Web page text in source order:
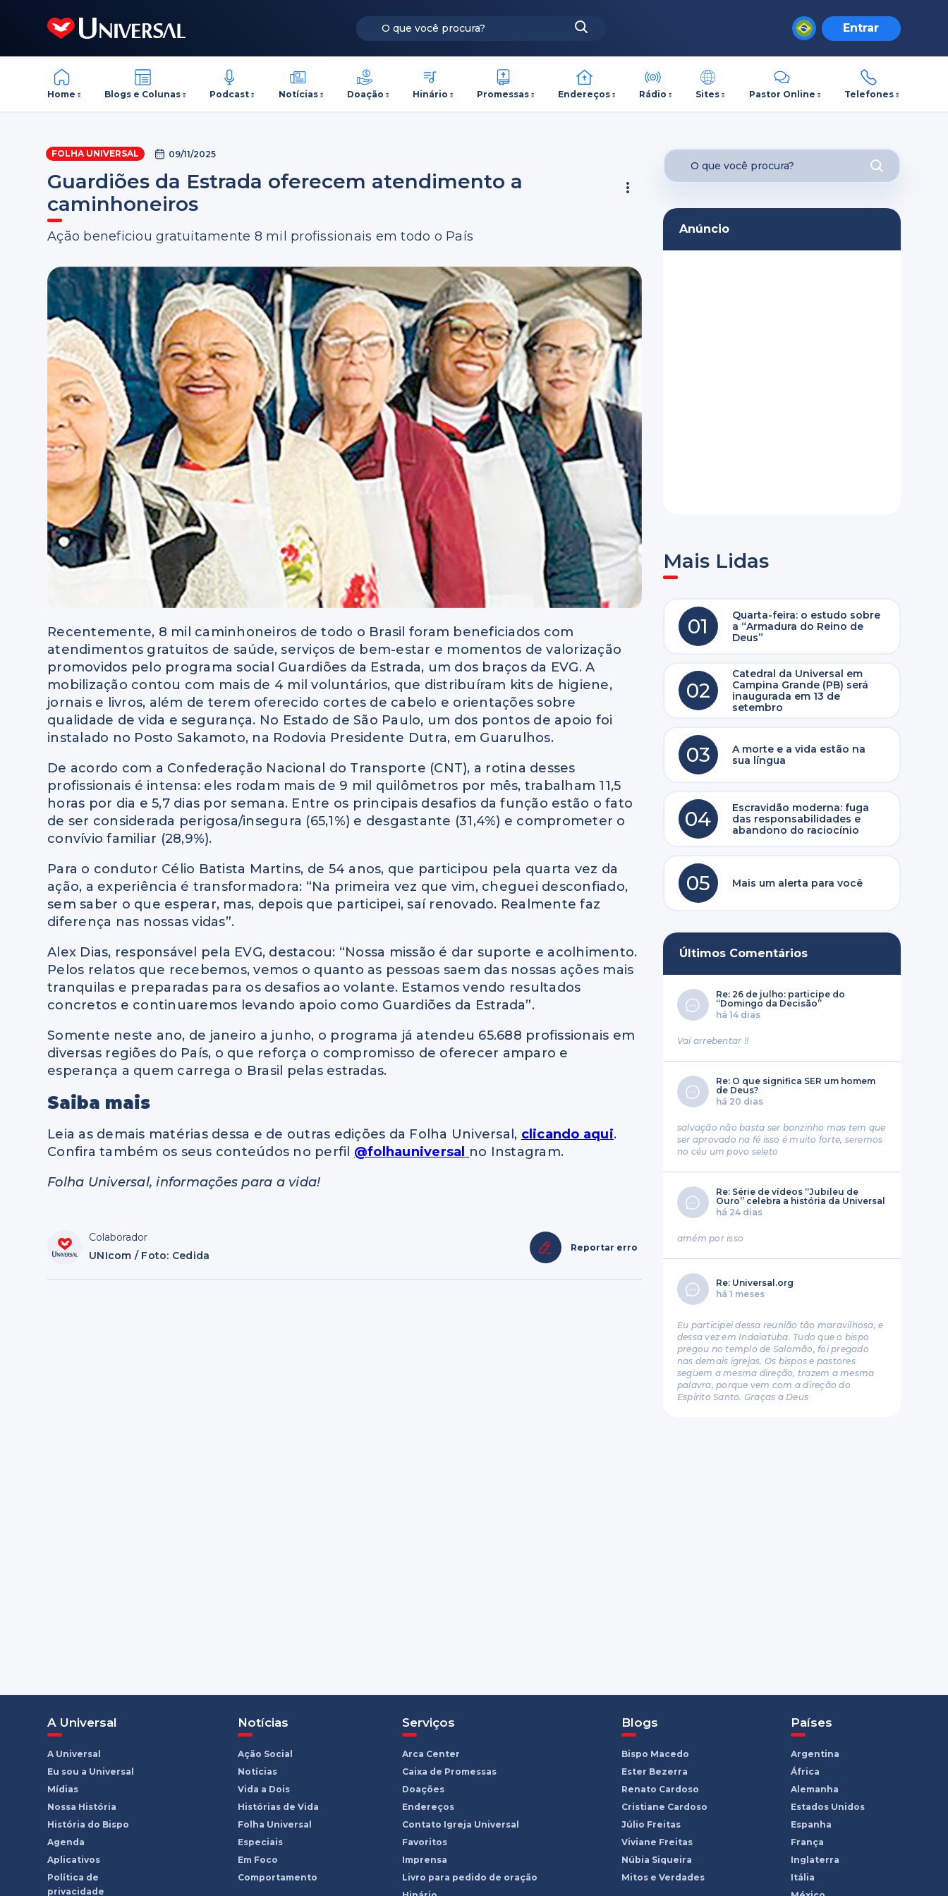
Entrar
Home Blogs e Colunas Podcast Notícias Doação Hinário Promessas Endereços Rádio Sites Pastor Online Telefones
FOLHA UNIVERSAL 09/11/2025
Guardiões da Estrada oferecem atendimento a
caminhoneiros
Ação beneficiou gratuitamente 8 mil profissionais em todo o País
Recentemente, 8 mil caminhoneiros de todo o Brasil foram beneficiados com
atendimentos gratuitos de saúde, serviços de bem-estar e momentos de valorização
promovidos pelo programa social Guardiões da Estrada, um dos braços da EVG. A
mobilização contou com mais de 4 mil voluntários, que distribuíram kits de higiene,
jornais e livros, além de terem oferecido cortes de cabelo e orientações sobre
qualidade de vida e segurança. No Estado de São Paulo, um dos pontos de apoio foi
instalado no Posto Sakamoto, na Rodovia Presidente Dutra, em Guarulhos.
De acordo com a Confederação Nacional do Transporte (CNT), a rotina desses
profissionais é intensa: eles rodam mais de 9 mil quilômetros por mês, trabalham 11,5
horas por dia e 5,7 dias por semana. Entre os principais desafios da função estão o fato
de ser considerada perigosa/insegura (65,1%) e desgastante (31,4%) e comprometer o
convívio familiar (28,9%).
Para o condutor Célio Batista Martins, de 54 anos, que participou pela quarta vez da
ação, a experiência é transformadora: “Na primeira vez que vim, cheguei desconfiado,
sem saber o que esperar, mas, depois que participei, saí renovado. Realmente faz
diferença nas nossas vidas”.
Alex Dias, responsável pela EVG, destacou: “Nossa missão é dar suporte e acolhimento.
Pelos relatos que recebemos, vemos o quanto as pessoas saem das nossas ações mais
tranquilas e preparadas para os desafios ao volante. Estamos vendo resultados
concretos e continuaremos levando apoio como Guardiões da Estrada”.
Somente neste ano, de janeiro a junho, o programa já atendeu 65.688 profissionais em
diversas regiões do País, o que reforça o compromisso de oferecer amparo e
esperança a quem carrega o Brasil pelas estradas.
Saiba mais
Leia as demais matérias dessa e de outras edições da Folha Universal, clicando aqui.
Confira também os seus conteúdos no perfil @folhauniversal
no Instagram.
Folha Universal, informações para a vida!
Colaborador
UNIcom / Foto: Cedida
Reportar erro
Anúncio
Mais Lidas
01
Quarta-feira: o estudo sobre
a “Armadura do Reino de
Deus”
02
Catedral da Universal em
Campina Grande (PB) será
inaugurada em 13 de
setembro
03
A morte e a vida estão na
sua língua
04
Escravidão moderna: fuga
das responsabilidades e
abandono do raciocínio
05 Mais um alerta para você
Últimos Comentários
Re: 26 de julho: participe do
“Domingo da Decisão”
há 14 dias
Vai arrebentar !!
Re: O que significa SER um homem
de Deus?
há 20 dias
salvação não basta ser bonzinho mas tem que
ser aprovado na fé isso é muito forte, seremos
no céu um povo seleto
Re: Série de vídeos “Jubileu de
Ouro” celebra a história da Universal
há 24 dias
amém por isso
Re: Universal.org
há 1 meses
Eu participei dessa reunião tão maravilhosa, e
dessa vez em Indaiatuba. Tudo que o bispo
pregou no templo de Salomão, foi pregado
nas demais igrejas. Os bispos e pastores
seguem a mesma direção, trazem a mesma
palavra, porque vem com a direção do
Espírito Santo. Graças a Deus
A Universal
A Universal
Eu sou a Universal
Mídias
Nossa História
História do Bispo
Agenda
Aplicativos
Política de
privacidade
Notícias
Ação Social
Notícias
Vida a Dois
Histórias de Vida
Folha Universal
Especiais
Em Foco
Comportamento
Serviços
Arca Center
Caixa de Promessas
Doações
Endereços
Contato Igreja Universal
Favoritos
Imprensa
Livro para pedido de oração
Blogs
Bispo Macedo
Ester Bezerra
Renato Cardoso
Cristiane Cardoso
Júlio Freitas
Viviane Freitas
Núbia Siqueira
Mitos e Verdades
Países
Argentina
África
Alemanha
Estados Unidos
Espanha
França
Inglaterra
Itália